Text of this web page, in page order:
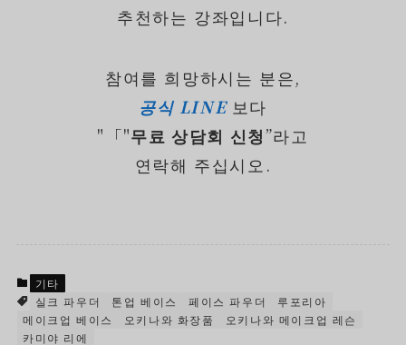
추천하는 강좌입니다.
참여를 희망하시는 분은,
공식 LINE 보다
"「"무료 상담회 신청”라고
연락해 주십시오.
기타
실크 파우더
톤업 베이스 페이스 파우더
루포리아
메이크업 베이스
오키나와 화장품
오키나와 메이크업 레슨
카미야 리에